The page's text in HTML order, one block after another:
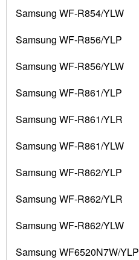
Samsung WF-R854/YLW
Samsung WF-R856/YLP
Samsung WF-R856/YLW
Samsung WF-R861/YLP
Samsung WF-R861/YLR
Samsung WF-R861/YLW
Samsung WF-R862/YLP
Samsung WF-R862/YLR
Samsung WF-R862/YLW
Samsung WF6520N7W/YLP